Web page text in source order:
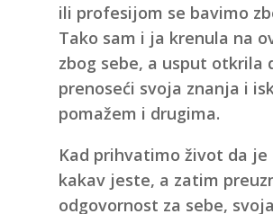
ili profesijom se bavimo
Tako sam i ja krenula na
zbog sebe, a usput otkrila
prenoseći svoja znanja i
pomažem i drugima.
Kad prihvatimo život da
kakav jeste, a zatim
odgovornost za sebe, svoja